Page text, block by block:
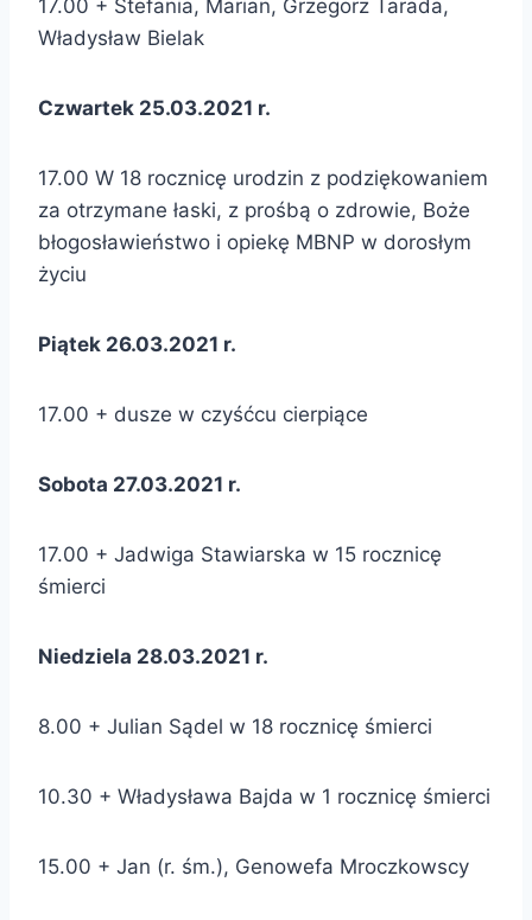
17.00 + Stefania, Marian, Grzegorz Tarada,
Władysław Bielak
Czwartek 25.03.2021 r.
17.00 W 18 rocznicę urodzin z podziękowaniem
za otrzymane łaski, z prośbą o zdrowie, Boże
błogosławieństwo i opiekę MBNP w dorosłym
życiu
Piątek 26.03.2021 r.
17.00 + dusze w czyśćcu cierpiące
Sobota 27.03.2021 r.
17.00 + Jadwiga Stawiarska w 15 rocznicę
śmierci
Niedziela 28.03.2021 r.
8.00 + Julian Sądel w 18 rocznicę śmierci
10.30 + Władysława Bajda w 1 rocznicę śmierci
15.00 + Jan (r. śm.), Genowefa Mroczkowscy